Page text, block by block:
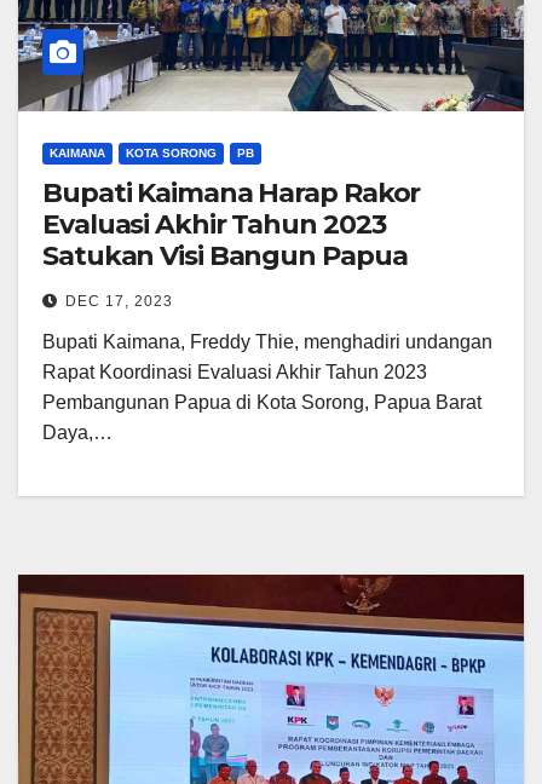
KAIMANA KOTA SORONG PB
Bupati Kaimana Harap Rakor
Evaluasi Akhir Tahun 2023
Satukan Visi Bangun Papua
DEC 17, 2023
Bupati Kaimana, Freddy Thie, menghadiri undangan
Rapat Koordinasi Evaluasi Akhir Tahun 2023
Pembangunan Papua di Kota Sorong, Papua Barat
Daya,…